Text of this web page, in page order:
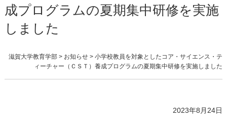
成プログラムの夏期集中研修を実施
しました
滋賀大学教育学部 > お知らせ >小学校教員を対象としたコア・サイエンス・テ
ィーチャー（ＣＳＴ）養成プログラムの夏期集中研修を実施しました
2023年8月24日